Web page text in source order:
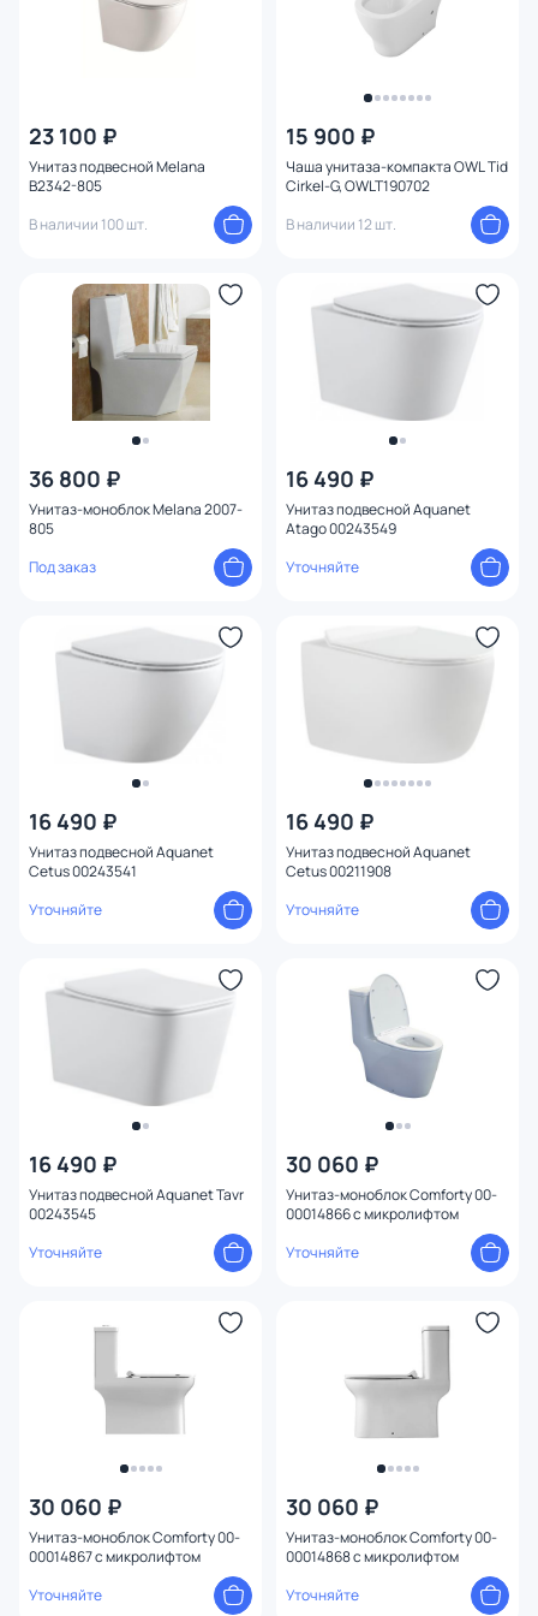
23 100 ₽
Унитаз подвесной Melana
B2342-805
В наличии 100 шт.
15 900 ₽
Чаша унитаза-компакта OWL Tid
Cirkel-G, OWLT190702
В наличии 12 шт.
36 800 ₽
Унитаз-моноблок Melana 2007-
805
Под заказ
16 490 ₽
Унитаз подвесной Aquanet
Atago 00243549
Уточняйте
16 490 ₽
Унитаз подвесной Aquanet
Cetus 00243541
Уточняйте
16 490 ₽
Унитаз подвесной Aquanet
Cetus 00211908
Уточняйте
16 490 ₽
Унитаз подвесной Aquanet Tavr
00243545
Уточняйте
30 060 ₽
Унитаз-моноблок Comforty 00-
00014866 с микролифтом
Уточняйте
30 060 ₽
Унитаз-моноблок Comforty 00-
00014867 с микролифтом
Уточняйте
30 060 ₽
Унитаз-моноблок Comforty 00-
00014868 с микролифтом
Уточняйте